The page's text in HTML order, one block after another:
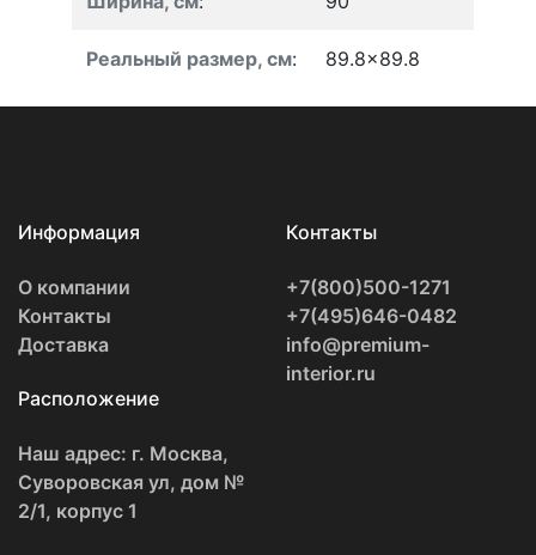
Реальный размер, см: 89.8x89.8
Информация
О компании
Контакты
Доставка
Контакты
+7(800)500-1271
+7(495)646-0482
info@premium-
interior.ru
Расположение
Наш адрес: г. Москва,
Суворовская ул, дом №
2/1, корпус 1